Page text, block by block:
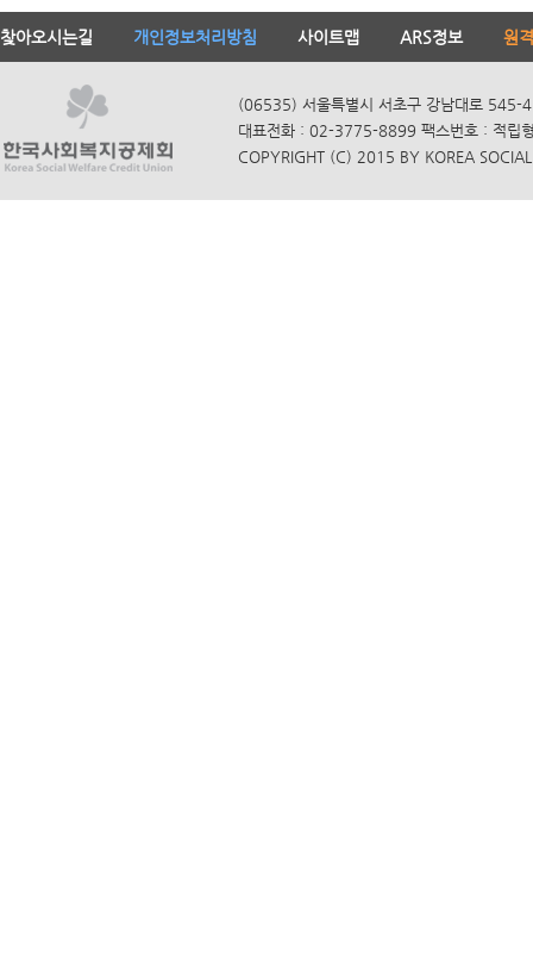
찾아오시는길 개인정보처리방침 사이트맵 ARS정보 원
(06535) 서울특별시 서초구 강남대로 545-
대표전화 : 02-3775-8899 팩스번호 : 적립
COPYRIGHT (C) 2015 BY KOREA SOCIAL